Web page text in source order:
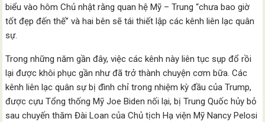
biểu vào hôm Chủ nhật rằng quan hệ Mỹ – Trung “chưa bao giờ
tốt đẹp đến thế” và hai bên sẽ tái thiết lập các kênh liên lạc quân
sự.
Trong những năm gần đây, việc các kênh này liên tục sụp đổ rồi
lại được khôi phục gần như đã trở thành chuyện cơm bữa. Các
kênh liên lạc quân sự bị đình chỉ trong nhiệm kỳ đầu của Trump,
được cựu Tổng thống Mỹ Joe Biden nối lại, bị Trung Quốc hủy bỏ
sau chuyến thăm Đài Loan của Chủ tịch Hạ viện Mỹ Nancy Pelosi